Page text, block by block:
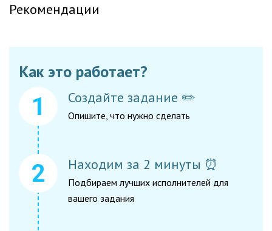
Рекомендации
Как это работает?
Создайте задание ✏️
Опишите, что нужно сделать
Находим за 2 минуты ⏰
Подбираем лучших исполнителей для
вашего задания